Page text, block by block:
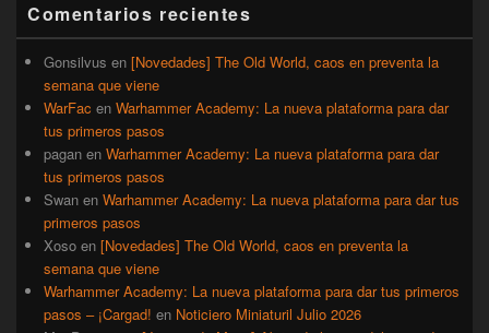
lateral
primaria
Comentarios recientes
Gonsilvus en [Novedades] The Old World, caos en preventa la
semana que viene
WarFac en Warhammer Academy: La nueva plataforma para dar
tus primeros pasos
pagan en Warhammer Academy: La nueva plataforma para dar
tus primeros pasos
Swan en Warhammer Academy: La nueva plataforma para dar tus
primeros pasos
Xoso en [Novedades] The Old World, caos en preventa la
semana que viene
Warhammer Academy: La nueva plataforma para dar tus primeros
pasos – ¡Cargad! en Noticiero Miniaturil Julio 2026